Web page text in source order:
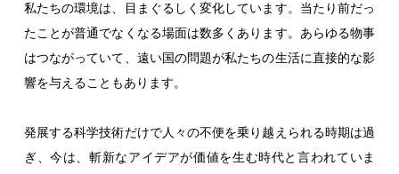
私たちの環境は、目まぐるしく変化しています。当たり前だっ
たことが普通でなくなる場面は数多くあります。あらゆる物事
はつながっていて、遠い国の問題が私たちの生活に直接的な影
響を与えることもあります。
発展する科学技術だけで人々の不便を乗り越えられる時期は過
ぎ、今は、斬新なアイデアが価値を生む時代と言われていま